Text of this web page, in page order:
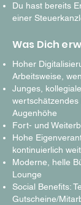
Du hast bereits
einer
Was Dich
Hoher
Arbeitsweise,
Junges,
Augenhöhe
Fort- und
Hohe
kontinuierlich
Moderne, helle
Lounge
Social Benefits:
Gutscheine/